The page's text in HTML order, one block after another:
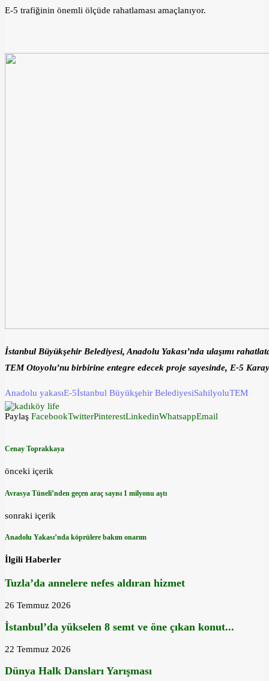
E-5 trafiğinin önemli ölçüde rahatlaması amaçlanıyor.
İstanbul Büyükşehir Belediyesi, Anadolu Yakası’nda ulaşımı
TEM Otoyolu’nu birbirine entegre edecek proje sayesinde, E-5
Anadolu yakasıE-5İstanbul Büyükşehir BelediyesiSahilyoluTEM
Paylaş FacebookTwitterPinterestLinkedinWhatsappEmail
Cenay Toprakkaya
önceki içerik
Avrasya Tüneli’nden geçen araç sayısı 1 milyonu aştı
sonraki içerik
Anadolu Yakası’nda köprülere bakım onarım
İlgili Haberler
Tuzla’da annelere nefes aldıran hizmet
26 Temmuz 2026
İstanbul’da yükselen 8 semt ve öne çıkan konut...
22 Temmuz 2026
Dünya Halk Dansları Yarışması